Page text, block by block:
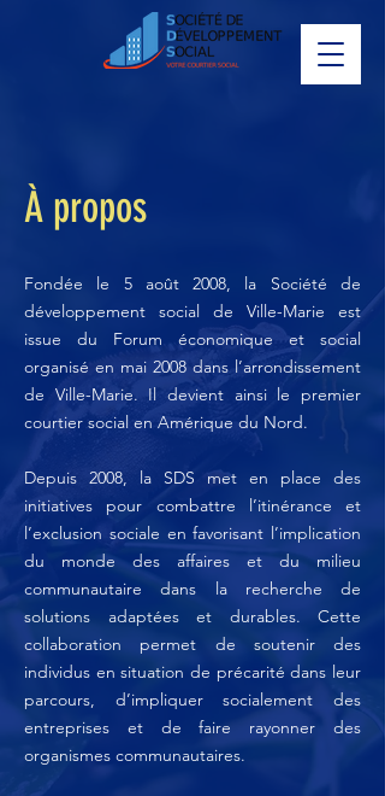
À propos
Fondée le 5 août 2008, la Société de
développement social de Ville-Marie est
issue du Forum économique et social
organisé en mai 2008 dans l’arrondissement
de Ville-Marie. Il devient ainsi le premier
courtier social en Amérique du Nord.
Depuis 2008, la SDS met en place des
initiatives pour combattre l’itinérance et
l’exclusion sociale en favorisant l’implication
du monde des affaires et du milieu
communautaire dans la recherche de
solutions adaptées et durables. Cette
collaboration permet de soutenir des
individus en situation de précarité dans leur
parcours, d’impliquer socialement des
entreprises et de faire rayonner des
organismes communautaires.